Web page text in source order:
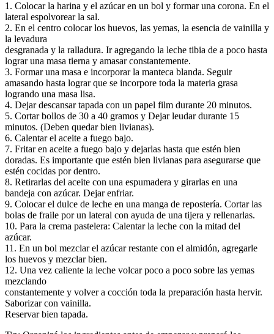
1. Colocar la harina y el azúcar en un bol y formar una corona. En el
lateral espolvorear la sal.
2. En el centro colocar los huevos, las yemas, la esencia de vainilla y
la levadura
desgranada y la ralladura. Ir agregando la leche tibia de a poco hasta
lograr una masa tierna y amasar constantemente.
3. Formar una masa e incorporar la manteca blanda. Seguir
amasando hasta lograr que se incorpore toda la materia grasa
logrando una masa lisa.
4. Dejar descansar tapada con un papel film durante 20 minutos.
5. Cortar bollos de 30 a 40 gramos y Dejar leudar durante 15
minutos. (Deben quedar bien livianas).
6. Calentar el aceite a fuego bajo.
7. Fritar en aceite a fuego bajo y dejarlas hasta que estén bien
doradas. Es importante que estén bien livianas para asegurarse que
estén cocidas por dentro.
8. Retirarlas del aceite con una espumadera y girarlas en una
bandeja con azúcar. Dejar enfriar.
9. Colocar el dulce de leche en una manga de repostería. Cortar las
bolas de fraile por un lateral con ayuda de una tijera y rellenarlas.
10. Para la crema pastelera: Calentar la leche con la mitad del
azúcar.
11. En un bol mezclar el azúcar restante con el almidón, agregarle
los huevos y mezclar bien.
12. Una vez caliente la leche volcar poco a poco sobre las yemas
mezclando
constantemente y volver a cocción toda la preparación hasta hervir.
Saborizar con vainilla.
Reservar bien tapada.